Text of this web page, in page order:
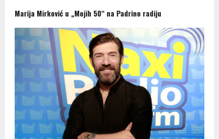
Marija Mirković u „Mojih 50“ na Padrino radiju